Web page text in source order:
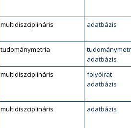
multidiszciplináris adatbázis
tudománymetria
adatbázis
multidiszciplináris
folyóirat
adatbázis
multidiszciplináris adatbázis